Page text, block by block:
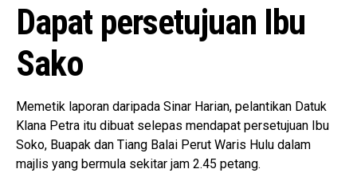
Dapat persetujuan Ibu
Sako
Memetik laporan daripada Sinar Harian, pelantikan Datuk
Klana Petra itu dibuat selepas mendapat persetujuan Ibu
Soko, Buapak dan Tiang Balai Perut Waris Hulu dalam
majlis yang bermula sekitar jam 2.45 petang.